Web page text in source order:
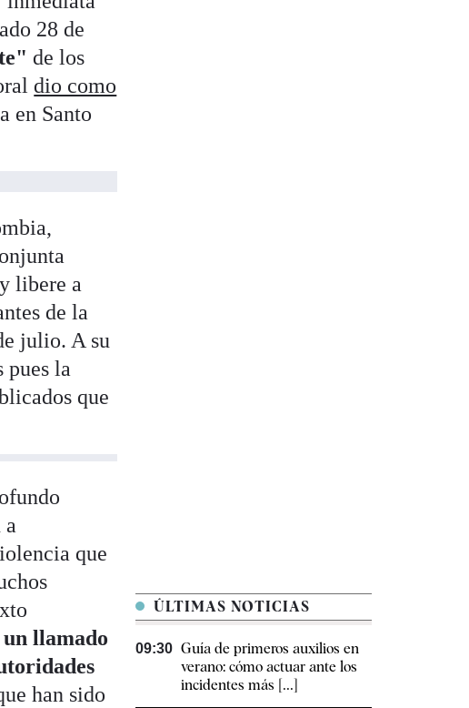
28 de
de los
dio como
en Santo
libere a
de la
julio. A su
pues la
que
que
llamado
han sido
ÚLTIMAS NOTICIAS
09:30 Guía de primeros auxilios en
verano: cómo actuar ante los
incidentes más [...]